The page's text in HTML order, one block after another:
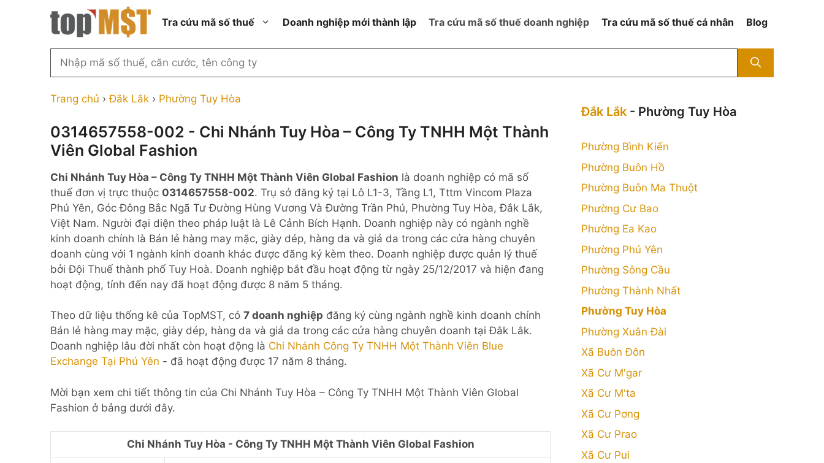
Tra cứu mã số thuế
Thành phố Hồ Chí Minh
Thành phố Hà Nội
Thành phố Đà Nẵng
Thanh Hóa
Bắc Ninh
Nghệ An
Công ty cổ phần ngoài NN
Công ty hợp doanh
thành viên ngoài NN
Công ty trách nhiệm hữu hạn
ngoài NN
Doanh nghiệp 100% vốn đầu tư
nước ngoài
Hộ kinh doanh cá thể
Nhà nước
Ngừng hoạt động nhưng chưa
hoàn thành thủ tục đóng MST
đăng ký
Doanh nghiệp mới thành lập Tra cứu mã số thuế doanh nghiệp Tra cứu mã số thuế cá nhân Blog
Tìm
theo
công
ty,
đại
diện
hoặc
mã
số
thuế
...
Trang chủ ›Đắk Lắk › Phường Tuy Hòa
0314657558-002 - Chi Nhánh Tuy Hòa – Công Ty TNHH Một Thành
Viên Global Fashion
Chi Nhánh Tuy Hòa – Công Ty TNHH Một Thành Viên Global Fashion là doanh nghiệp có mã số
thuế đơn vị trực thuộc 0314657558-002. Trụ sở đăng ký tại Lô L1-3, Tầng L1, Tttm Vincom Plaza
Phú Yên, Góc Đông Bắc Ngã Tư Đường Hùng Vương Và Đường Trần Phú, Phường Tuy Hòa, Đắk Lắk,
Việt Nam. Người đại diện theo pháp luật là Lê Cảnh Bích Hạnh. Doanh nghiệp này có ngành nghề
kinh doanh chính là Bán lẻ hàng may mặc, giày dép, hàng da và giả da trong các cửa hàng chuyên
doanh cùng với 1 ngành kinh doanh khác được đăng ký kèm theo. Doanh nghiệp được quản lý thuế
bởi Đội Thuế thành phố Tuy Hoà. Doanh nghiệp bắt đầu hoạt động từ ngày 25/12/2017 và hiện đang
hoạt động, tính đến nay đã hoạt động được 8 năm 5 tháng.
Theo dữ liệu thống kê của TopMST, có 7 doanh nghiệp đăng ký cùng ngành nghề kinh doanh chính
Bán lẻ hàng may mặc, giày dép, hàng da và giả da trong các cửa hàng chuyên doanh tại Đắk Lắk.
Doanh nghiệp lâu đời nhất còn hoạt động là Chi Nhánh Công Ty TNHH Một Thành Viên Blue
Exchange Tại Phú Yên - đã hoạt động được 17 năm 8 tháng.
Mời bạn xem chi tiết thông tin của Chi Nhánh Tuy Hòa – Công Ty TNHH Một Thành Viên Global
Fashion ở bảng dưới đây.
Chi Nhánh Tuy Hòa - Công Ty TNHH Một Thành Viên Global Fashion
Đắk Lắk - Phường Tuy Hòa
Phường Bình Kiến
Phường Buôn Hồ
Phường Buôn Ma Thuột
Phường Cư Bao
Phường Ea Kao
Phường Phú Yên
Phường Sông Cầu
Phường Thành Nhất
Phường Tuy Hòa
Phường Xuân Đài
Xã Buôn Đôn
Xã Cư M'gar
Xã Cư M'ta
Xã Cư Pơng
Xã Cư Prao
Xã Cư Pui